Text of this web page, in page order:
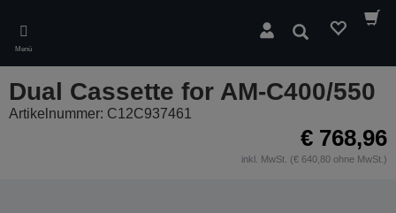
main
content
Menü
Suchen
Dual Cassette for AM-C400/550
Artikelnummer: C12C937461
€ 768,96
inkl. MwSt. (€ 640,80 ohne MwSt.)